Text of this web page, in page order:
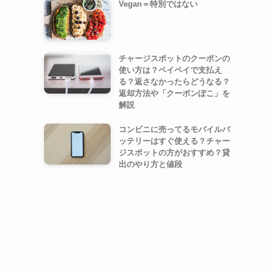
Vegan＝特別ではない
チャージスポットのクーポンの
使い方は？ペイペイで支払え
る？返さなかったらどうなる？
返却方法や「クーポンぽこ」を
解説
コンビニに売ってるモバイルバ
ッテリーはすぐ使える？チャー
ジスポットの方がおすすめ？貸
出のやり方と値段